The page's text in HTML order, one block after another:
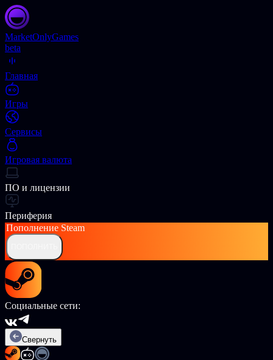
MarketOnlyGames
beta
Главная
Игры
Сервисы
Игровая валюта
ПО и лицензии
Периферия
Пополнение Steam
Социальные сети:
Свернуть